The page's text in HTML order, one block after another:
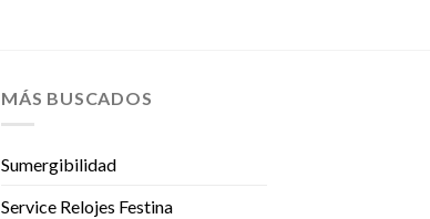
MÁS BUSCADOS
Sumergibilidad
Service Relojes Festina